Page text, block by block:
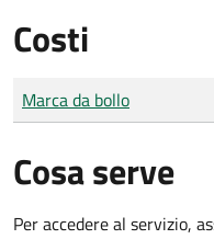
Costi
Tipo di pagamento
Importo
Marca da bollo
Cosa serve
Per accedere al servizio,